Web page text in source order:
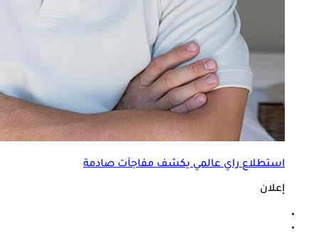
استطلاع راي عالمي يكشف مفاجآت صادمة
إعلان